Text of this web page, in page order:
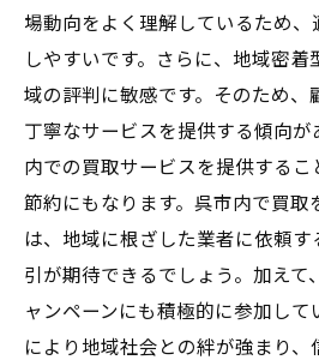
市場価格との比較方法
市場動向に基づく価値
呉市の市場動向を把握する
取を実現
呉市の切手市場の特徴
過去の市場データの活
オンライン市場と呉市
専門誌やインターネッ
場動向をよく理解しているため
しやすいです。さらに、地域密着
域の評判に敏感です。そのため、
丁寧なサービスを提供する傾向が
内での買取サービスを提供するこ
節約にもなります。呉市内で買取
は、地域に根ざした業者に依頼す
引が期待できるでしょう。加えて
ャンペーンにも積極的に参加し
により地域社会との絆が強まり、